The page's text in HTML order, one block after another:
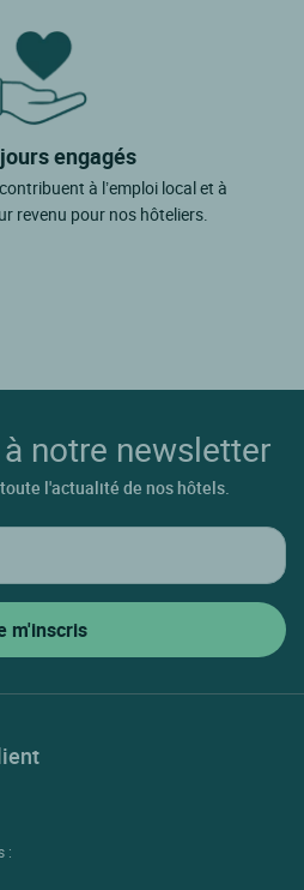
engagés
à l’emploi local et à
revenu pour nos hôteliers.
notre newsletter
l'actualité de nos hôtels.
: